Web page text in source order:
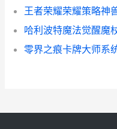
王者荣耀荣耀策略神